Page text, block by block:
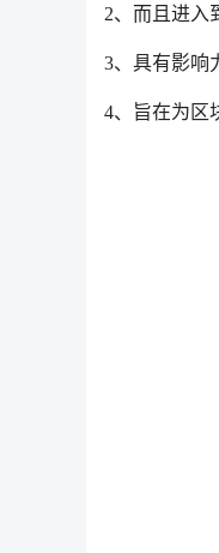
2、而且进入
3、具有影响
4、旨在为区